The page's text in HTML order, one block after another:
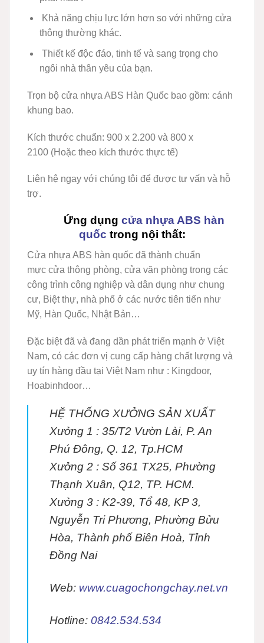
Khả năng chịu lực lớn hơn so với những cửa
thông thường khác.
Thiết kế độc đáo, tinh tế và sang trọng cho
ngôi nhà thân yêu của bạn.
Trọn bộ cửa nhựa ABS Hàn Quốc bao gồm: cánh
khung bao.
Kích thước chuẩn: 900 x 2.200 và 800 x
2100 (Hoặc theo kích thước thực tế)
Liên hệ ngay với chúng tôi để được tư vấn và hỗ
trợ.
Ứng dụng cửa nhựa ABS hàn
quốc trong nội thất:
Cửa nhựa ABS hàn quốc đã thành chuẩn
mực cửa thông phòng, cửa văn phòng trong các
công trình công nghiệp và dân dụng như chung
cư, Biệt thự, nhà phố ở các nước tiên tiến như
Mỹ, Hàn Quốc, Nhật Bản…
Đặc biệt đã và đang dần phát triển mạnh ở Việt
Nam, có các đơn vị cung cấp hàng chất lượng và
uy tín hàng đầu tại Việt Nam như : Kingdoor,
Hoabinhdoor…
HỆ THỐNG XƯỞNG SẢN XUẤT
Xưởng 1 : 35/T2 Vườn Lài, P. An
Phú Đông, Q. 12, Tp.HCM
Xưởng 2 : Số 361 TX25, Phường
Thạnh Xuân, Q12, TP. HCM.
Xưởng 3 : K2-39, Tổ 48, KP 3,
Nguyễn Tri Phương, Phường Bửu
Hòa, Thành phố Biên Hoà, Tỉnh
Đồng Nai
Web: www.cuagochongchay.net.vn
Hotline: 0842.534.534